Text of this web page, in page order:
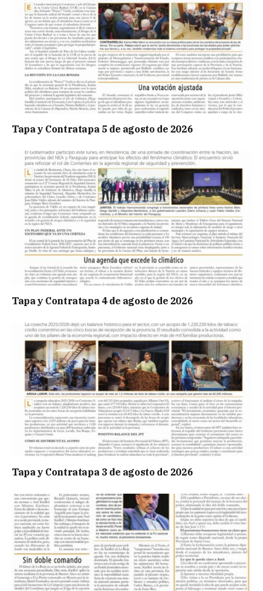
Tapa y Contratapa 5 de agosto de 2026
Tapa y Contratapa 4 de agosto de 2026
Tapa y Contratapa 3 de agosto de 2026